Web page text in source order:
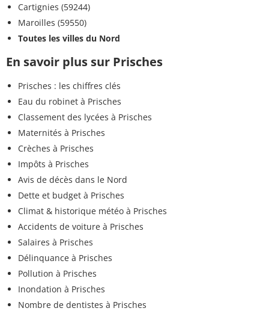
Cartignies (59244)
Maroilles (59550)
Toutes les villes du Nord
En savoir plus sur Prisches
Prisches : les chiffres clés
Eau du robinet à Prisches
Classement des lycées à Prisches
Maternités à Prisches
Crèches à Prisches
Impôts à Prisches
Avis de décès dans le Nord
Dette et budget à Prisches
Climat & historique météo à Prisches
Accidents de voiture à Prisches
Salaires à Prisches
Délinquance à Prisches
Pollution à Prisches
Inondation à Prisches
Nombre de dentistes à Prisches